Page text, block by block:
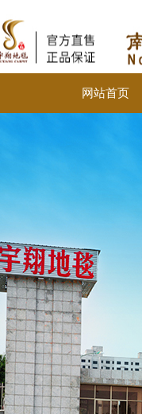
网站首页